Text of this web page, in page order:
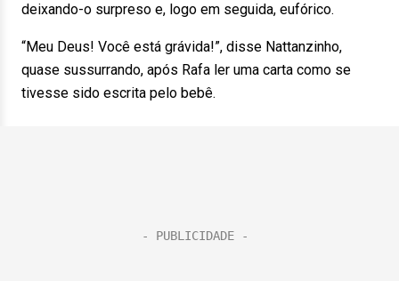
deixando-o surpreso e, logo em seguida, eufórico.
“Meu Deus! Você está grávida!”, disse Nattanzinho,
quase sussurrando, após Rafa ler uma carta como se
tivesse sido escrita pelo bebê.